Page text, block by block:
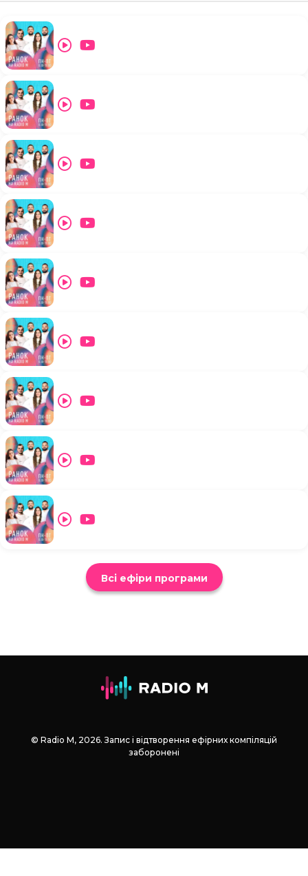
Всі ефіри програми
© Radio М, 2026. Запис і відтворення ефірних компіляцій
заборонені